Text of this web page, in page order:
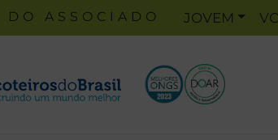
DO ASSOCIADO JOVEM